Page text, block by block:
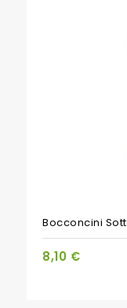
Bocconcini
8,10 €